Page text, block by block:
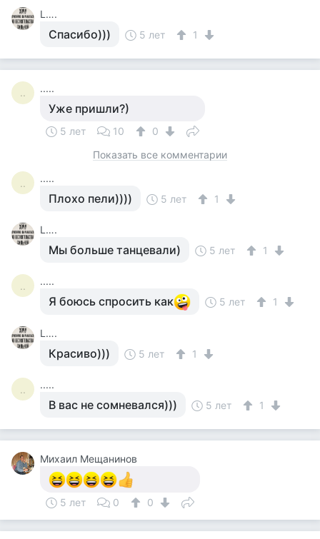
L….
Спасибо))) 5 лет 1
.. .....
Уже пришли?)
5 лет 10
0
Показать все комментарии
.. .....
Плохо пели)))) 5 лет 1
L….
Мы больше танцевали) 5 лет 1
.. .....
Я боюсь спросить как 5 лет 1
L….
Красиво))) 5 лет 1
.. .....
В вас не сомневался))) 5 лет 1
Михаил Мещанинов
5 лет 0 0